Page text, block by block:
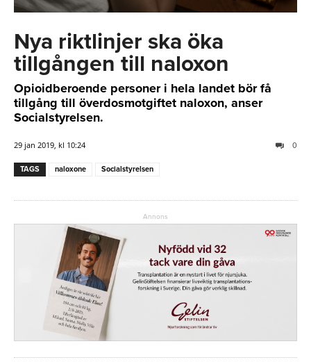
Nya riktlinjer ska öka
tillgången till naloxon
Opioidberoende personer i hela landet bör få
tillgång till överdosmotgiftet naloxon, anser
Socialstyrelsen.
29 jan 2019, kl 10:24 0
TAGS naloxone Socialstyrelsen
Annons